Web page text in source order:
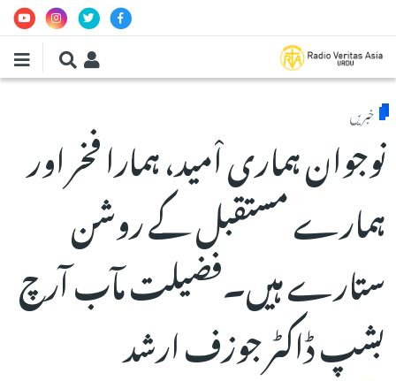
خبریں
نوجوان ہماری اْمید، ہمارا فخر اور
ہمارے مستقبل کے روشن
ستارے ہیں۔فضیلت مآب آرچ
بشپ ڈاکٹر جوزف ارشد